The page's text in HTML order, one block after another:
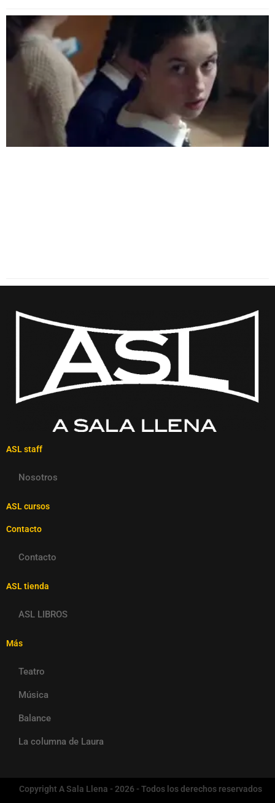
ASL staff
Nosotros
ASL cursos
Contacto
Contacto
ASL tienda
ASL LIBROS
Más
Teatro
Música
Balance
La columna de Laura
Copyright A Sala Llena - 2026 - Todos los derechos reservados